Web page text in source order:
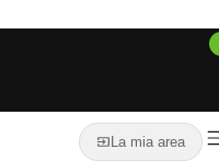
La mia area